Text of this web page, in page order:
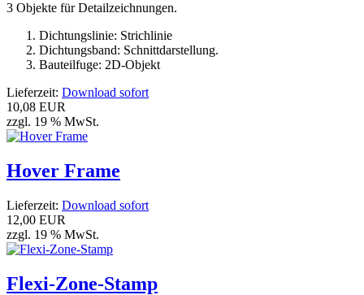
3 Objekte für Detailzeichnungen.
Dichtungslinie: Strichlinie
Dichtungsband: Schnittdarstellung.
Bauteilfuge: 2D-Objekt
Lieferzeit: Download sofort
10,08 EUR
zzgl. 19 % MwSt.
Hover Frame
Lieferzeit: Download sofort
12,00 EUR
zzgl. 19 % MwSt.
Flexi-Zone-Stamp